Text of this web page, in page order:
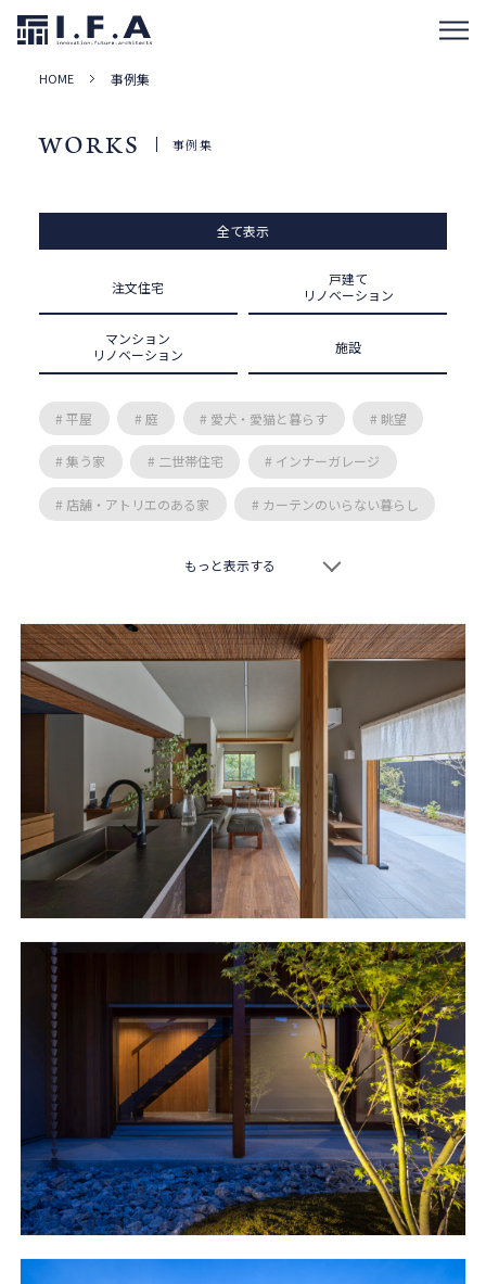
HOME 事例集
WORKS 事例集
全て表示
注文住宅
戸建て
リノベーション
マンション
リノベーション
施設
# 平屋 # 庭 # 愛犬・愛猫と暮らす # 眺望
# 集う家 # 二世帯住宅 # インナーガレージ
# 店舗・アトリエのある家 # カーテンのいらない暮らし
# 藤森大作 # 作人 # 向阪一郎 # 岡本一真
# TOFU # 空間工房 用舎行蔵
# エモジンデザインスタジオ # 安原三郎 # 岸研一
# 松永康宏 # nLDK
# 設計組織アルキメラ # 傳寶慶子 # 市井洋右
# 平岡建築デザイン # IFA設計
もっと表示する